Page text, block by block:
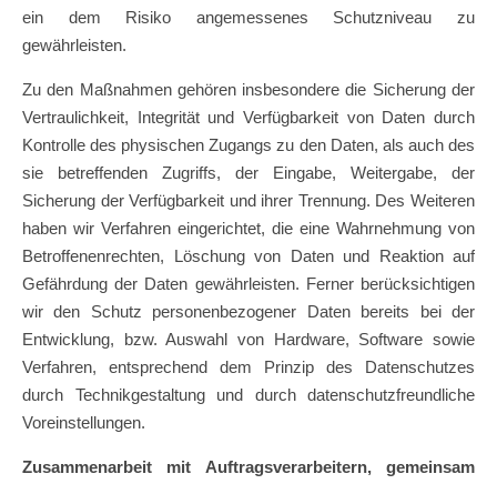
ein dem Risiko angemessenes Schutzniveau zu
gewährleisten.
Zu den Maßnahmen gehören insbesondere die Sicherung der
Vertraulichkeit, Integrität und Verfügbarkeit von Daten durch
Kontrolle des physischen Zugangs zu den Daten, als auch des
sie betreffenden Zugriffs, der Eingabe, Weitergabe, der
Sicherung der Verfügbarkeit und ihrer Trennung. Des Weiteren
haben wir Verfahren eingerichtet, die eine Wahrnehmung von
Betroffenenrechten, Löschung von Daten und Reaktion auf
Gefährdung der Daten gewährleisten. Ferner berücksichtigen
wir den Schutz personenbezogener Daten bereits bei der
Entwicklung, bzw. Auswahl von Hardware, Software sowie
Verfahren, entsprechend dem Prinzip des Datenschutzes
durch Technikgestaltung und durch datenschutzfreundliche
Voreinstellungen.
Zusammenarbeit mit Auftragsverarbeitern, gemeinsam